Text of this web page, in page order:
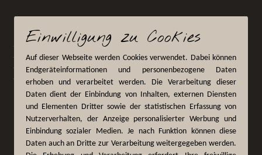
Einwilligung zu Cookies
Auf dieser Webseite werden Cookies verwendet. Dabei können
Endgeräteinformationen und personenbezogene Daten
erhoben und verarbeitet werden. Die Verarbeitung dieser
Daten dient der Einbindung von Inhalten, externen Diensten
und Elementen Dritter sowie der statistischen Erfassung von
Nutzerverhalten, der Anzeige personalisierter Werbung und
Einbindung sozialer Medien. Je nach Funktion können diese
Daten auch an Dritte zur Verarbeitung weitergegeben werden.